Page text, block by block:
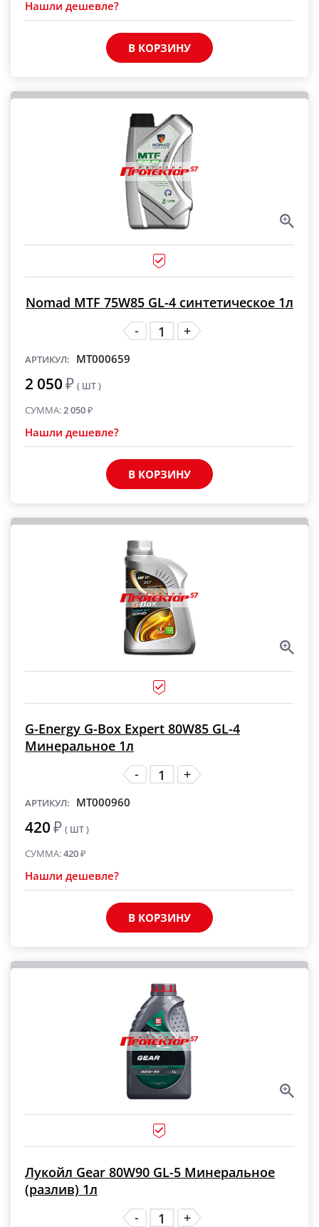
Нашли дешевле?
В КОРЗИНУ
Nomad MTF 75W85 GL-4 синтетическое 1л
-
+
АРТИКУЛ: MT000659
2 050₽ ( ШТ )
СУММА:2 050₽
Нашли дешевле?
В КОРЗИНУ
G-Energy G-Box Expert 80W85 GL-4
Минеральное 1л
-
+
АРТИКУЛ: MT000960
420₽ ( ШТ )
СУММА:420₽
Нашли дешевле?
В КОРЗИНУ
Лукойл Gear 80W90 GL-5 Минеральное
(разлив) 1л
-
+